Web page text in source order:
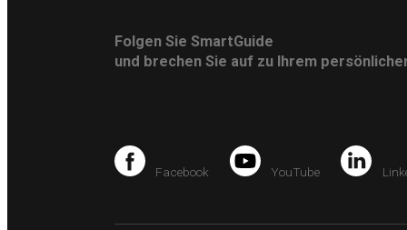
Folgen Sie SmartGuide
und brechen Sie auf zu Ihrem
Facebook YouTube